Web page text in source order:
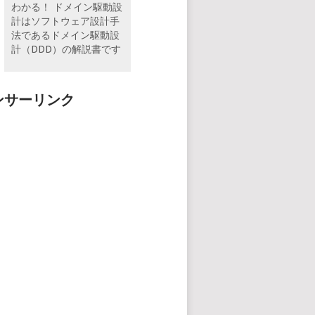
わかる！ ドメイン駆動設
計はソフトウェア設計手
法であるドメイン駆動設
計（DDD）の解説書です
サーリンク